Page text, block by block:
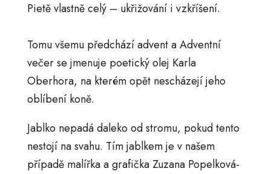
Pietě vlastně celý – ukřižování i vzkříšení.
Tomu všemu předchází advent a Adventní
večer se jmenuje poetický olej Karla
Oberhora, na kterém opět nescházejí jeho
oblíbení koně.
Jablko nepadá daleko od stromu, pokud tento
nestojí na svahu. Tím jablkem je v našem
případě malířka a grafička Zuzana Popelková-